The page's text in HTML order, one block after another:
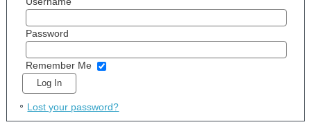
Password
Remember Me
Lost your password?